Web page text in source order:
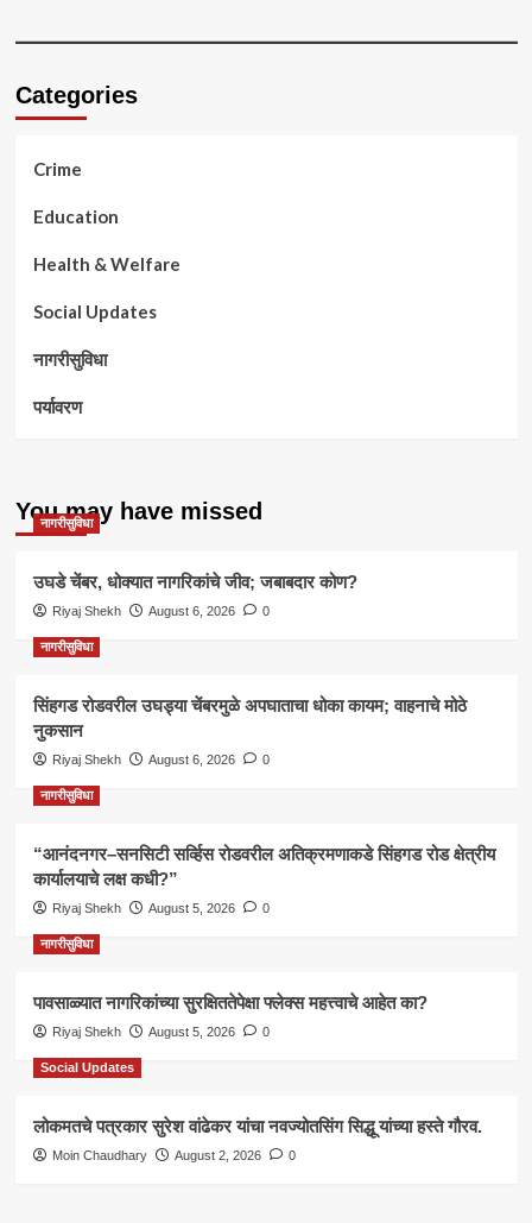
Categories
Crime
Education
Health & Welfare
Social Updates
नागरीसुविधा
पर्यावरण
You may have missed
नागरीसुविधा
उघडे चेंबर, धोक्यात नागरिकांचे जीव; जबाबदार कोण?
Riyaj Shekh August 6, 2026 0
नागरीसुविधा
सिंहगड रोडवरील उघड्या चेंबरमुळे अपघाताचा धोका कायम; वाहनाचे मोठे
नुकसान
Riyaj Shekh August 6, 2026 0
नागरीसुविधा
“आनंदनगर–सनसिटी सर्व्हिस रोडवरील अतिक्रमणाकडे सिंहगड रोड क्षेत्रीय
कार्यालयाचे लक्ष कधी?”
Riyaj Shekh August 5, 2026 0
नागरीसुविधा
पावसाळ्यात नागरिकांच्या सुरक्षिततेपेक्षा फ्लेक्स महत्त्वाचे आहेत का?
Riyaj Shekh August 5, 2026 0
Social Updates
लोकमतचे पत्रकार सुरेश वांढेकर यांचा नवज्योतसिंग सिद्धू यांच्या हस्ते गौरव.
Moin Chaudhary August 2, 2026 0